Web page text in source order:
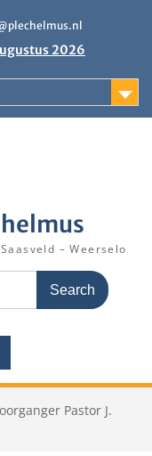
2026
en kinderen op
in Klooster
– Weerselo
Pastor J.